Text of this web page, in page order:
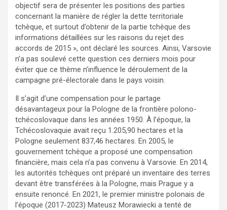
objectif sera de présenter les positions des parties
concernant la manière de régler la dette territoriale
tchèque, et surtout d’obtenir de la partie tchèque des
informations détaillées sur les raisons du rejet des
accords de 2015 », ont déclaré les sources. Ainsi, Varsovie
n’a pas soulevé cette question ces derniers mois pour
éviter que ce thème n’influence le déroulement de la
campagne pré-électorale dans le pays voisin.
Il s’agit d’une compensation pour le partage
désavantageux pour la Pologne de la frontière polono-
tchécoslovaque dans les années 1950. À l’époque, la
Tchécoslovaquie avait reçu 1.205,90 hectares et la
Pologne seulement 837,46 hectares. En 2005, le
gouvernement tchèque a proposé une compensation
financière, mais cela n’a pas convenu à Varsovie. En 2014,
les autorités tchèques ont préparé un inventaire des terres
devant être transférées à la Pologne, mais Prague y a
ensuite renoncé. En 2021, le premier ministre polonais de
l’époque (2017-2023) Mateusz Morawiecki a tenté de